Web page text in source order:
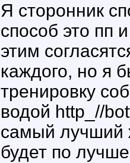
Я сторонник
способ это пп
этим
каждого, но я
тренировку
водой http_//
самый лучший
будет по